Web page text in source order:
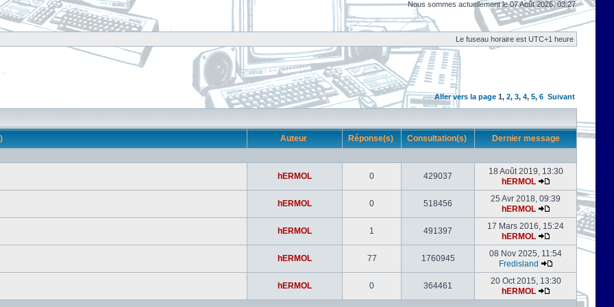
Nous sommes actuellement le 07 Août 2026, 03:27
Le fuseau horaire est UTC+1 heure
Aller vers la page 1, 2, 3, 4, 5, 6 Suivant
Auteur Réponse(s) Consultation(s) Dernier message
hERMOL 0 429037
18 Août 2019, 13:30
hERMOL
hERMOL 0 518456
25 Avr 2018, 09:39
hERMOL
hERMOL 1 491397
17 Mars 2016, 15:24
hERMOL
hERMOL 77 1760945
08 Nov 2025, 11:54
Fredisland
hERMOL 0 364461
20 Oct 2015, 13:30
hERMOL